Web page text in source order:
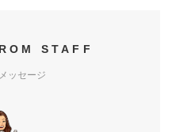
STAFF
ッセージ